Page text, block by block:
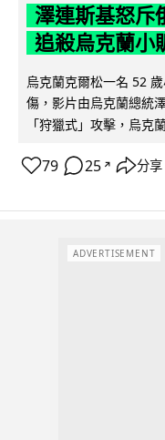
澤連斯基怒斥
追殺烏克蘭小
烏克蘭克爾松一名 52
傷，影片由烏克蘭總統
「狩獵式」攻擊，烏克
79 25 ↗ 分享
ADVERTISEMENT